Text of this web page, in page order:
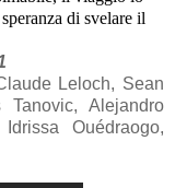
di svelare il
Leloch, Sean
Alejandro
Ouédraogo,